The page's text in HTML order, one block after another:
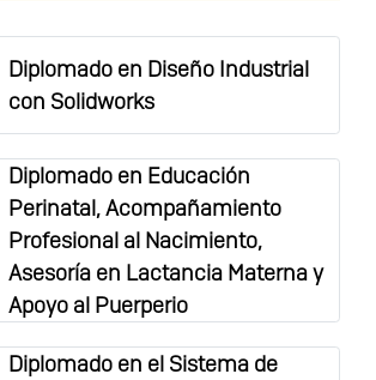
Diplomado en Diseño Industrial
con Solidworks
Diplomado en Educación
Perinatal, Acompañamiento
Profesional al Nacimiento,
Asesoría en Lactancia Materna y
Apoyo al Puerperio
Diplomado en el Sistema de